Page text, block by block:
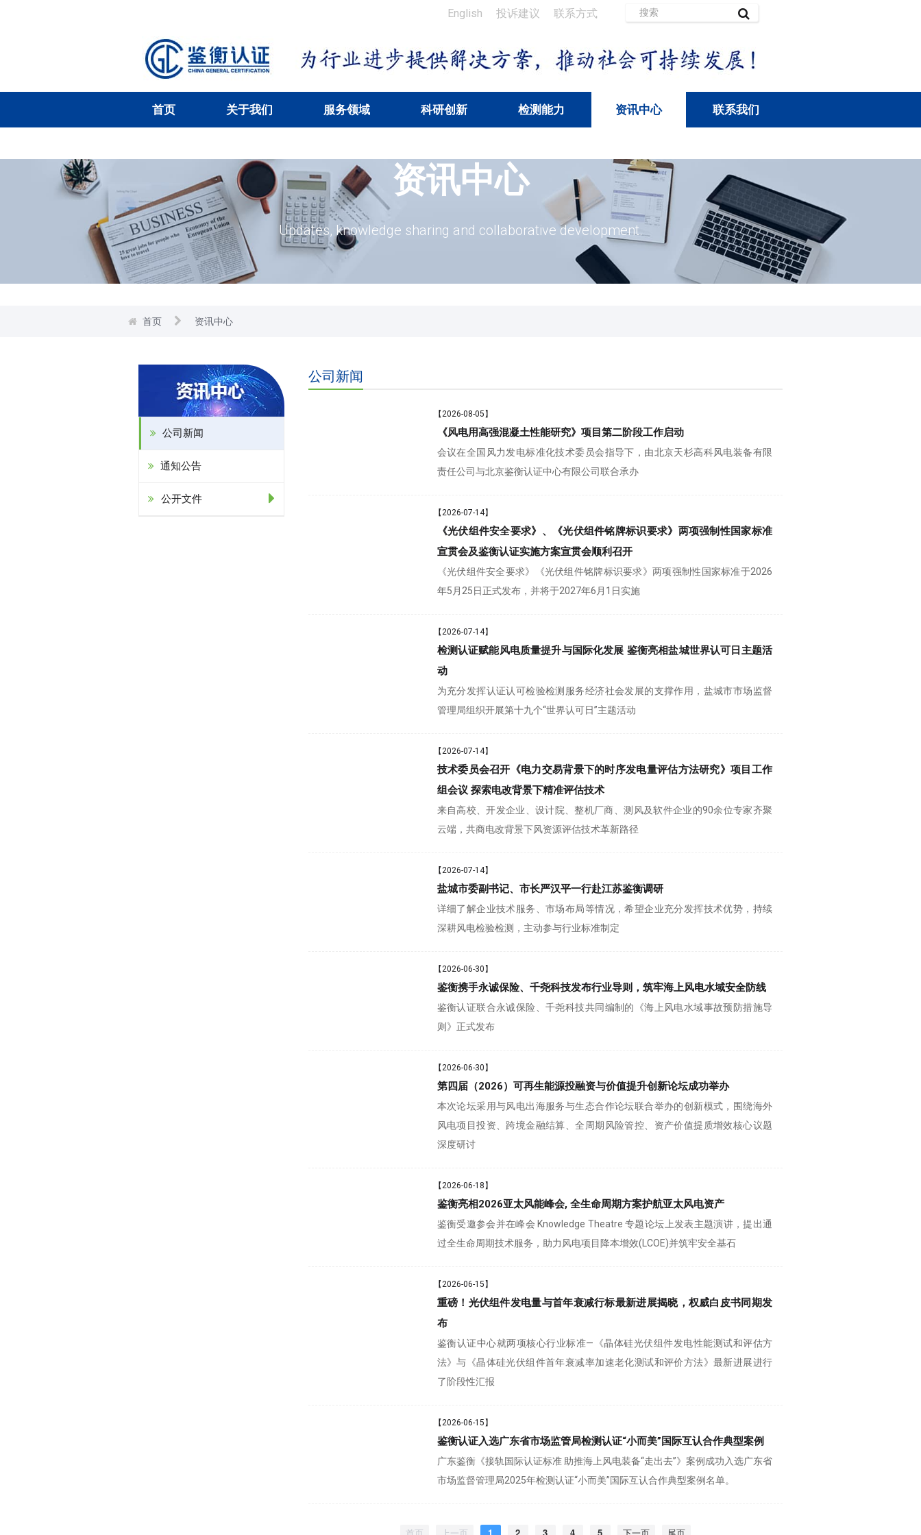
English 投诉建议 联系方式
首页 关于我们 服务领域 科研创新 检测能力 资讯中心 联系我们
资讯中心
Updates, knowledge sharing and collaborative development.
首页 资讯中心
公司新闻
通知公告
公开文件
公司新闻
【2026-08-05】
《风电用高强混凝土性能研究》项目第二阶段工作启动
会议在全国风力发电标准化技术委员会指导下，由北京天杉高科风电装备有限
责任公司与北京鉴衡认证中心有限公司联合承办
【2026-07-14】
《光伏组件安全要求》、《光伏组件铭牌标识要求》两项强制性国家标准
宣贯会及鉴衡认证实施方案宣贯会顺利召开
《光伏组件安全要求》《光伏组件铭牌标识要求》两项强制性国家标准于2026
年5月25日正式发布，并将于2027年6月1日实施
【2026-07-14】
检测认证赋能风电质量提升与国际化发展 鉴衡亮相盐城世界认可日主题活
动
为充分发挥认证认可检验检测服务经济社会发展的支撑作用，盐城市市场监督
管理局组织开展第十九个“世界认可日”主题活动
【2026-07-14】
技术委员会召开《电力交易背景下的时序发电量评估方法研究》项目工作
组会议 探索电改背景下精准评估技术
来自高校、开发企业、设计院、整机厂商、测风及软件企业的90余位专家齐聚
云端，共商电改背景下风资源评估技术革新路径
【2026-07-14】
盐城市委副书记、市长严汉平一行赴江苏鉴衡调研
详细了解企业技术服务、市场布局等情况，希望企业充分发挥技术优势，持续
深耕风电检验检测，主动参与行业标准制定
【2026-06-30】
鉴衡携手永诚保险、千尧科技发布行业导则，筑牢海上风电水域安全防线
鉴衡认证联合永诚保险、千尧科技共同编制的《海上风电水域事故预防措施导
则》正式发布
【2026-06-30】
第四届（2026）可再生能源投融资与价值提升创新论坛成功举办
本次论坛采用与风电出海服务与生态合作论坛联合举办的创新模式，围绕海外
风电项目投资、跨境金融结算、全周期风险管控、资产价值提质增效核心议题
深度研讨
【2026-06-18】
鉴衡亮相2026亚太风能峰会, 全生命周期方案护航亚太风电资产
鉴衡受邀参会并在峰会 Knowledge Theatre 专题论坛上发表主题演讲，提出通
过全生命周期技术服务，助力风电项目降本增效(LCOE)并筑牢安全基石
【2026-06-15】
重磅！光伏组件发电量与首年衰减行标最新进展揭晓，权威白皮书同期发
布
鉴衡认证中心就两项核心行业标准—《晶体硅光伏组件发电性能测试和评估方
法》与《晶体硅光伏组件首年衰减率加速老化测试和评价方法》最新进展进行
了阶段性汇报
【2026-06-15】
鉴衡认证入选广东省市场监管局检测认证“小而美”国际互认合作典型案例
广东鉴衡《接轨国际认证标准 助推海上风电装备“走出去”》案例成功入选广东省
市场监督管理局2025年检测认证“小而美”国际互认合作典型案例名单。